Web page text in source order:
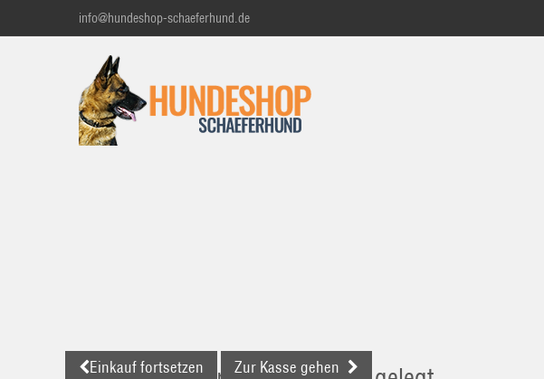
info@hundeshop-schaeferhund.de
Einkauf fortsetzen Zur Kasse gehen